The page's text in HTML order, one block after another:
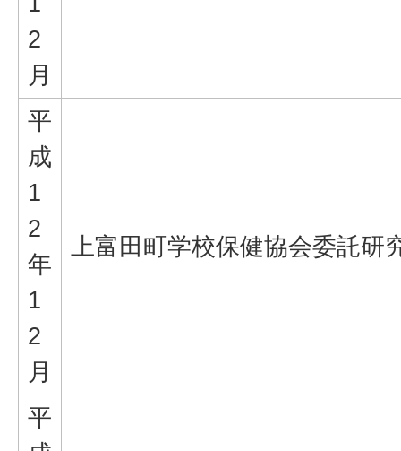
2
月
平
成
1
2
年
1
2
月
上富田町学校保健協会委託研
平